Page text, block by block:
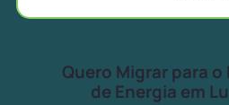
Quero Migrar para
de Energia em